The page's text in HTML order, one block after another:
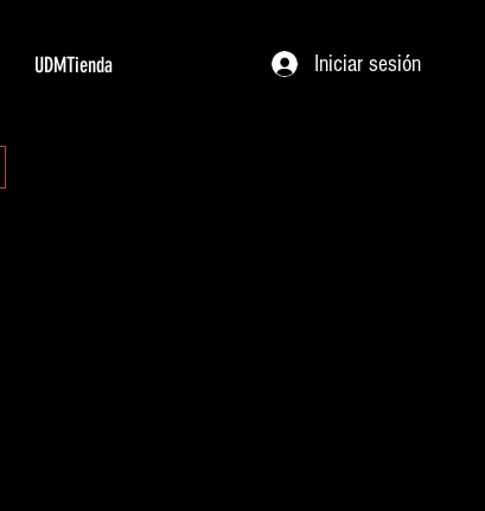
Iniciar sesión
UDMTienda